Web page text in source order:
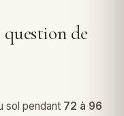
question de
sol pendant 72 à 96